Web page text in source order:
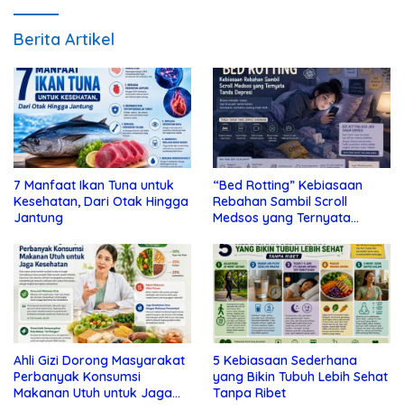
Berita Artikel
7 Manfaat Ikan Tuna untuk
Kesehatan, Dari Otak Hingga
Jantung
“Bed Rotting” Kebiasaan
Rebahan Sambil Scroll
Medsos yang Ternyata
Ahli Gizi Dorong Masyarakat
Perbanyak Konsumsi
Makanan Utuh untuk Jaga
5 Kebiasaan Sederhana
yang Bikin Tubuh Lebih Sehat
Tanpa Ribet